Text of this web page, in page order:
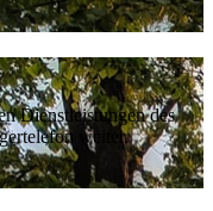
Dienstleistungen des
weiter.